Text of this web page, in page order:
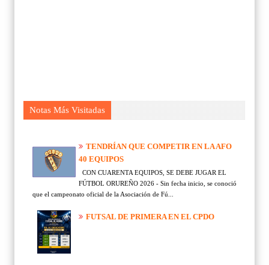
Notas Más Visitadas
TENDRÍAN QUE COMPETIR EN LA AFO
40 EQUIPOS
CON CUARENTA EQUIPOS, SE DEBE JUGAR EL
FÚTBOL ORUREÑO 2026 - Sin fecha inicio, se conoció
que el campeonato oficial de la Asociación de Fú...
FUTSAL DE PRIMERA EN EL CPDO